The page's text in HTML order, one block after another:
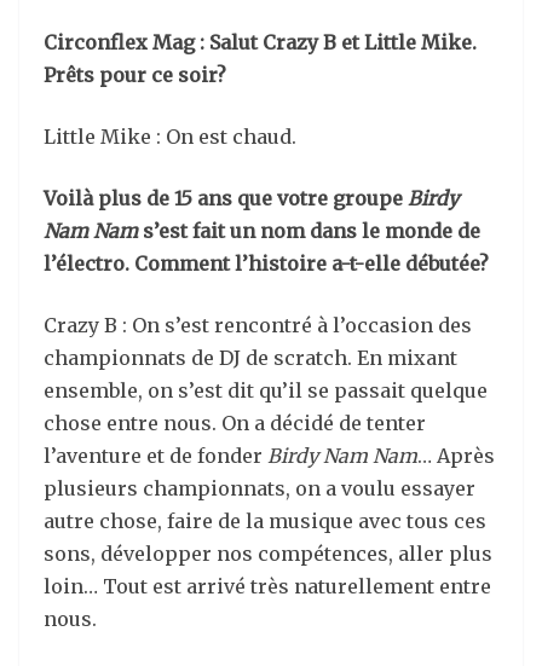
Circonflex Mag : Salut Crazy B et Little Mike.
Prêts pour ce soir?
Little Mike : On est chaud.
Voilà plus de 15 ans que votre groupe Birdy
Nam Nams’est fait un nom dans le monde de
l’électro. Comment l’histoire a-t-elle débutée?
Crazy B : On s’est rencontré à l’occasion des
championnats de DJ de scratch. En mixant
ensemble, on s’est dit qu’il se passait quelque
chose entre nous. On a décidé de tenter
l’aventure et de fonder Birdy Nam Nam… Après
plusieurs championnats, on a voulu essayer
autre chose, faire de la musique avec tous ces
sons, développer nos compétences, aller plus
loin… Tout est arrivé très naturellement entre
nous.